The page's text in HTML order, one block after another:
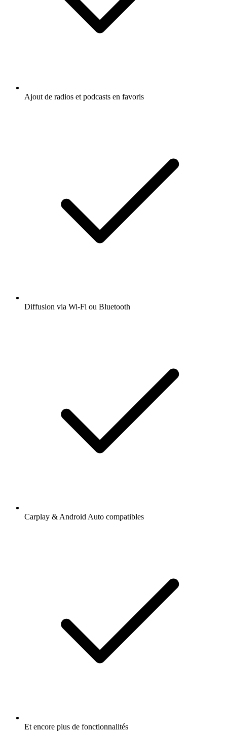
Ajout de radios et podcasts en favoris
Diffusion via Wi-Fi ou Bluetooth
Carplay & Android Auto compatibles
Et encore plus de fonctionnalités